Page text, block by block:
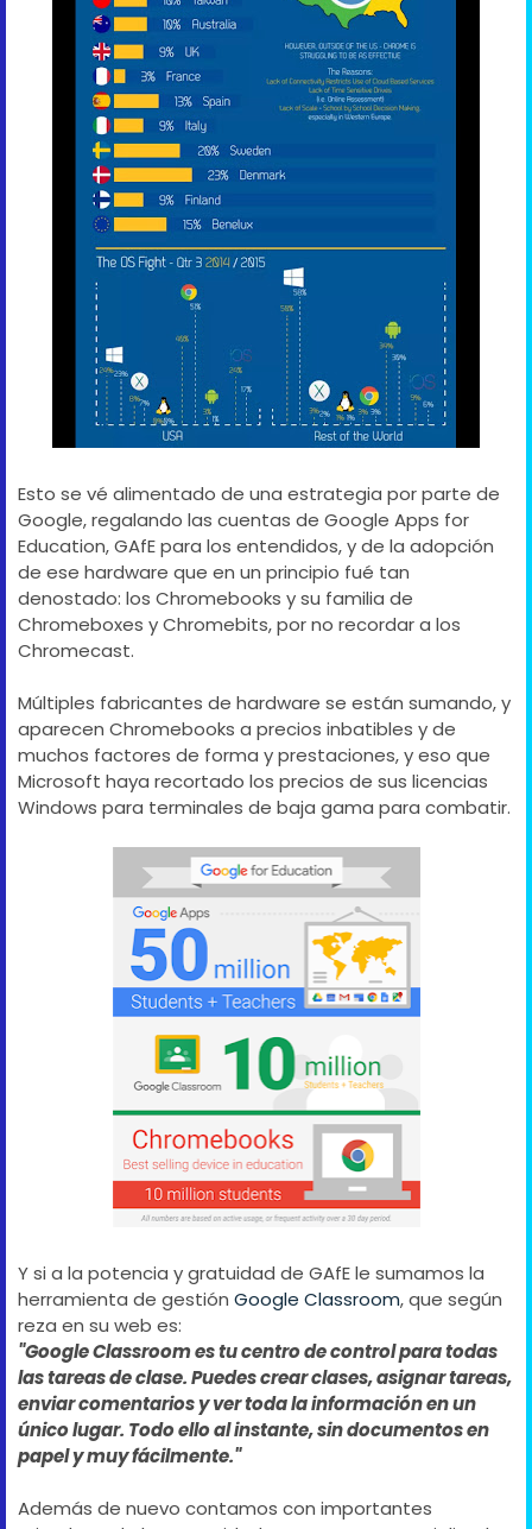
Esto se vé alimentado de una estrategia por parte de
Google, regalando las cuentas de Google Apps for
Education, GAfE para los entendidos, y de la adopción
de ese hardware que en un principio fué tan
denostado: los Chromebooks y su familia de
Chromeboxes y Chromebits, por no recordar a los
Chromecast.
Múltiples fabricantes de hardware se están sumando, y
aparecen Chromebooks a precios inbatibles y de
muchos factores de forma y prestaciones, y eso que
Microsoft haya recortado los precios de sus licencias
Windows para terminales de baja gama para combatir.
Y si a la potencia y gratuidad de GAfE le sumamos la
herramienta de gestión Google Classroom, que según
reza en su web es:
"Google Classroom es tu centro de control para todas
las tareas de clase. Puedes crear clases, asignar tareas,
enviar comentarios y ver toda la información en un
único lugar. Todo ello al instante, sin documentos en
papel y muy fácilmente."
Además de nuevo contamos con importantes